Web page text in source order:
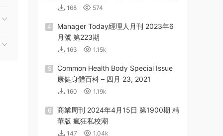
168 574
4
Manager Today經理人月刊 2023年6
月號 第223期
163 1.15k
5
Common Health Body Special Issue
康健身體百科 – 四月 23, 2021
160 1.19k
6
商業周刊 2024年4月15日 第1900期 精
華版 瘋狂私校潮
147 1.04k